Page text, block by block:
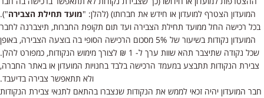
המועדון הצטרף למועדון או חידש את חברותו) (להלן: "מועד תחילת הצבירה").
בכל רכישה החל ממועד תחילת הצבירה ועד תום תקופת החברות, תיצברנה לחבר
המועדון נקודות בשיעור של 5% מסכום הרכישה הסופי בה בוצעה הצבירה, באופן
שכל נקודה שתיצבר תהא שוות ערך ל- 1 ₪ לצורך מימוש הנקודות, כמפורט להלן.
צבירת הנקודות תתבצע במעמד הרכישה בלבד בחנויות המועדון או באתר החברה,
ולא תתאפשר צבירה בדיעבד.
חבר המועדון יהיה זכאי לממש את הנקודות שנצברו בהתאם לתנאי צבירת הנקודות